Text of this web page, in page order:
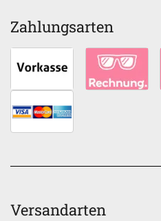
Zahlungsarten
Versandarten